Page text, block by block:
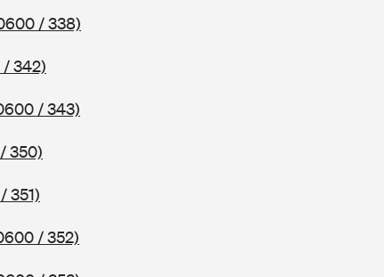
/ 338)
342)
/ 343)
350)
351)
/ 352)